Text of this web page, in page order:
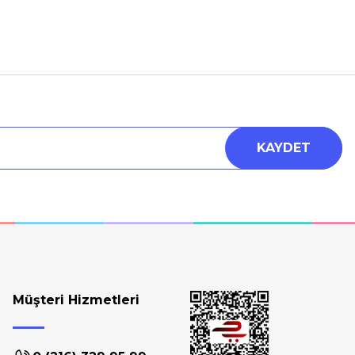
KAYDET
Müşteri Hizmetleri